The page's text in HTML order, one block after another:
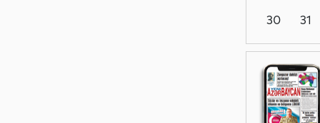
Siyasət
30
31